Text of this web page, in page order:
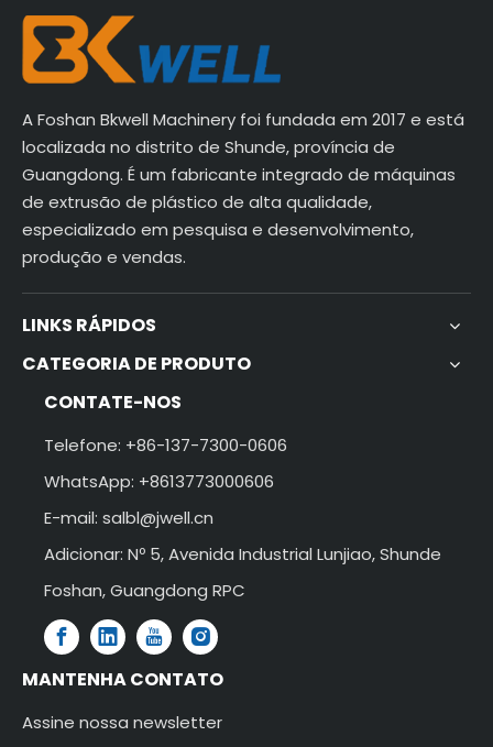
A Foshan Bkwell Machinery foi fundada em 2017 e está
localizada no distrito de Shunde, província de
Guangdong. É um fabricante integrado de máquinas
de extrusão de plástico de alta qualidade,
especializado em pesquisa e desenvolvimento,
produção e vendas.
LINKS RÁPIDOS
CATEGORIA DE PRODUTO
CONTATE-NOS
Telefone: +86-137-7300-0606
WhatsApp: +8613773000606
E-mail: salbl@jwell.cn
Adicionar: Nº 5, Avenida Industrial Lunjiao, Shunde
Foshan, Guangdong RPC
MANTENHA CONTATO
Assine nossa newsletter